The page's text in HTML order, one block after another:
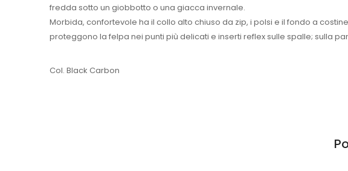
fredda sotto un giobbotto o una giacca invernale.
Morbida, confortevole ha il collo alto chiuso da zip, i polsi e il fondo a
proteggono la felpa nei punti più delicati e inserti reflex sulle spalle; sulla
Col. Black Carbon